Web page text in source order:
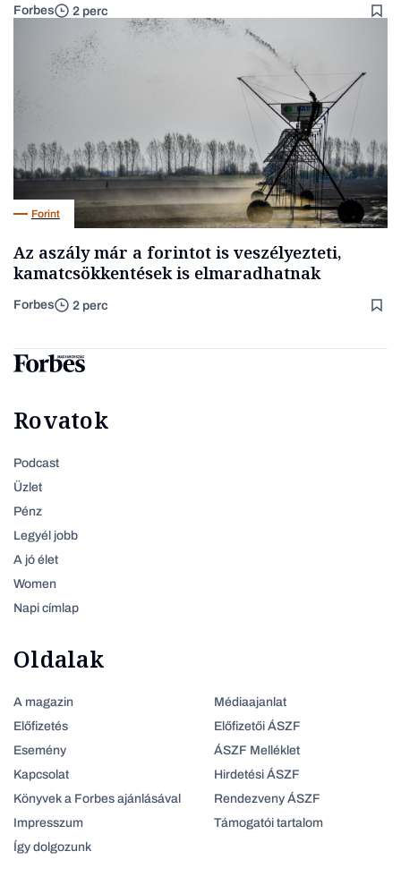
Forbes 2 perc
Forint
Az aszály már a forintot is veszélyezteti,
kamatcsökkentések is elmaradhatnak
Forbes 2 perc
Rovatok
Podcast
Üzlet
Pénz
Legyél jobb
A jó élet
Women
Napi címlap
Oldalak
A magazin
Előfizetés
Esemény
Kapcsolat
Könyvek a Forbes ajánlásával
Impresszum
Így dolgozunk
Médiaajanlat
Előfizetői ÁSZF
ÁSZF Melléklet
Hirdetési ÁSZF
Rendezveny ÁSZF
Támogatói tartalom